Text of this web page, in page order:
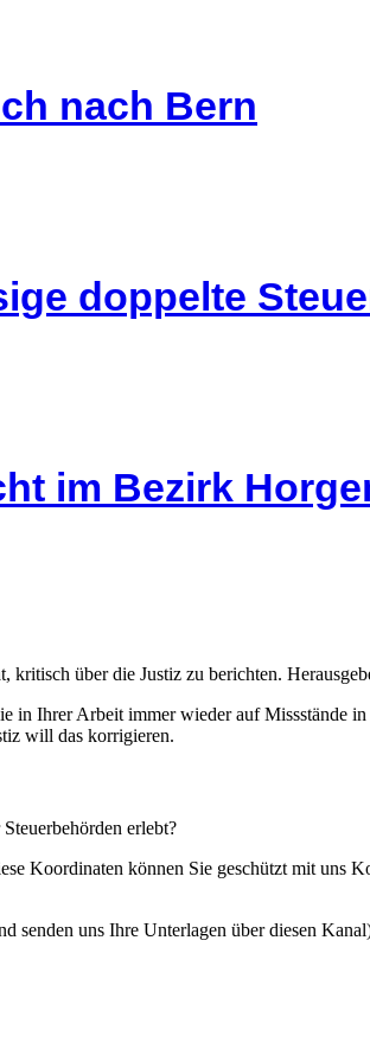
nach Bern
doppelte
im Bezirk
über die Justiz zu berichten.
in Ihrer Arbeit immer wieder auf Missstände
will das korrigieren.
erlebt?
Koordinaten können Sie geschützt mit uns
senden uns Ihre Unterlagen über diesen